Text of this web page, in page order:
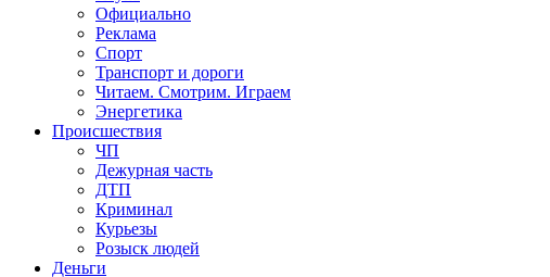
Официально
Реклама
Спорт
Транспорт и дороги
Читаем. Смотрим. Играем
Энергетика
Происшествия
ЧП
Дежурная часть
ДТП
Криминал
Курьезы
Розыск людей
Деньги